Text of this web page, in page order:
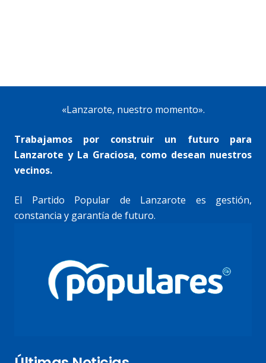
«Lanzarote, nuestro momento».
Trabajamos por construir un futuro para
Lanzarote y La Graciosa, como desean nuestros
vecinos.
El Partido Popular de Lanzarote es gestión,
constancia y garantía de futuro.